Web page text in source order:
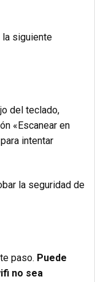
la siguiente
del teclado,
«Escanear en
intentar
la seguridad de
paso. Puede
no sea